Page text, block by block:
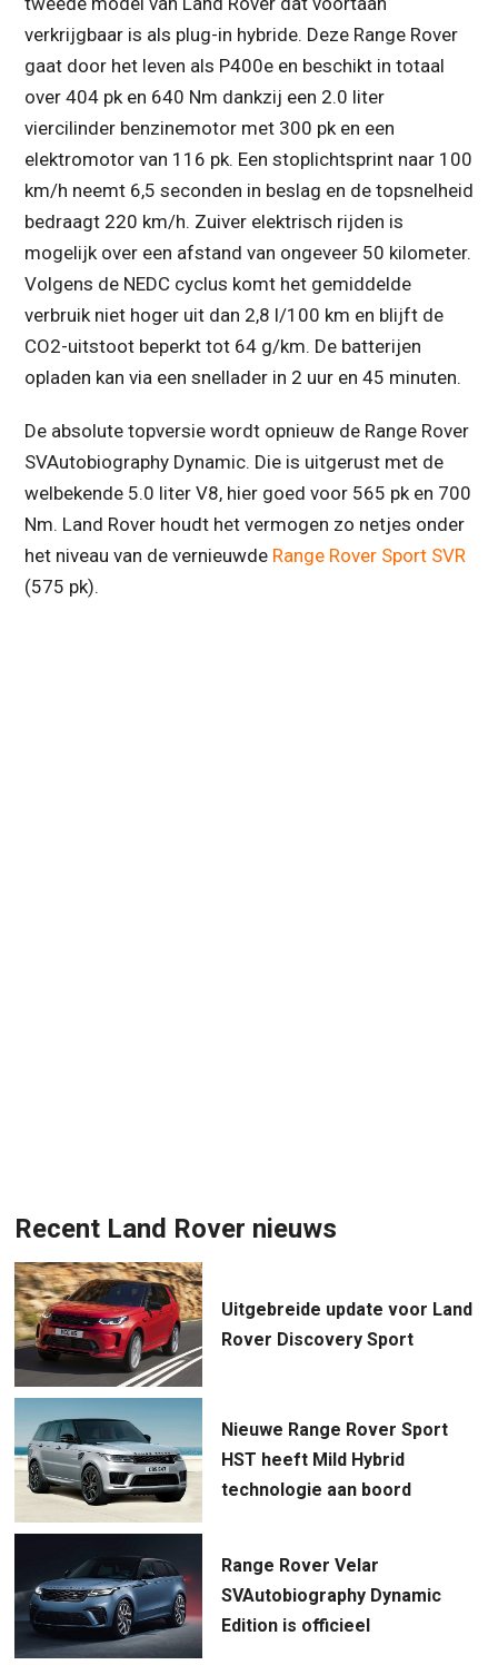
verkrijgbaar is als plug-in hybride. Deze Range Rover
gaat door het leven als P400e en beschikt in totaal
over 404 pk en 640 Nm dankzij een 2.0 liter
viercilinder benzinemotor met 300 pk en een
elektromotor van 116 pk. Een stoplichtsprint naar 100
km/h neemt 6,5 seconden in beslag en de topsnelheid
bedraagt 220 km/h. Zuiver elektrisch rijden is
mogelijk over een afstand van ongeveer 50 kilometer.
Volgens de NEDC cyclus komt het gemiddelde
verbruik niet hoger uit dan 2,8 l/100 km en blijft de
CO2-uitstoot beperkt tot 64 g/km. De batterijen
opladen kan via een snellader in 2 uur en 45 minuten.
De absolute topversie wordt opnieuw de Range Rover
SVAutobiography Dynamic. Die is uitgerust met de
welbekende 5.0 liter V8, hier goed voor 565 pk en 700
Nm. Land Rover houdt het vermogen zo netjes onder
het niveau van de vernieuwde Range Rover Sport SVR
(575 pk).
Recent Land Rover nieuws
Uitgebreide update voor Land
Rover Discovery Sport
Nieuwe Range Rover Sport
HST heeft Mild Hybrid
technologie aan boord
Range Rover Velar
SVAutobiography Dynamic
Edition is officieel